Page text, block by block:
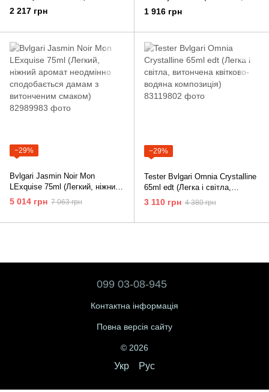
розкішний, жіночний)
2 217 грн
ніжний, жіночний)
1 916 грн
−29%
Bvlgari Jasmin Noir Mon
LExquise 75ml (Легкий, ніжний
аромат неодмінно
сподобається дамам з
5 014 грн 7 063 грн
−29%
Tester Bvlgari Omnia Crystalline
65ml edt (Легка і світла,
витончена квітково-водяна
композиція)
3 110 грн 4 380 грн
099 03-08-945
Контактна інформація
Повна версія сайту
© 2026
Укр Рус